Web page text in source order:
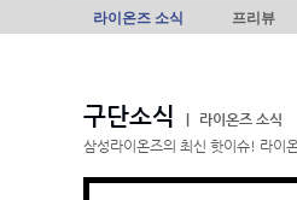
라이온즈 소식 프리뷰
구단소식
라이온즈 소식
삼성라이온즈의 최신 핫이슈! 라이